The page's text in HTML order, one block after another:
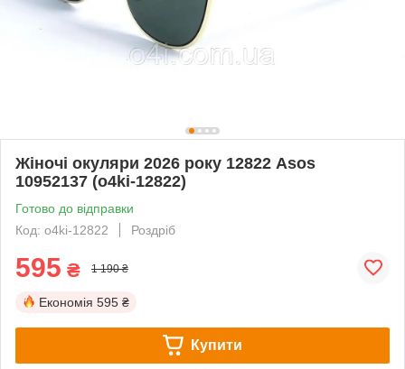
Жіночі окуляри 2026 року 12822 Аsos
10952137 (o4ki-12822)
Готово до відправки
Код: o4ki-12822
Роздріб
595 ₴ 1 190 ₴
Економія 595 ₴
Купити